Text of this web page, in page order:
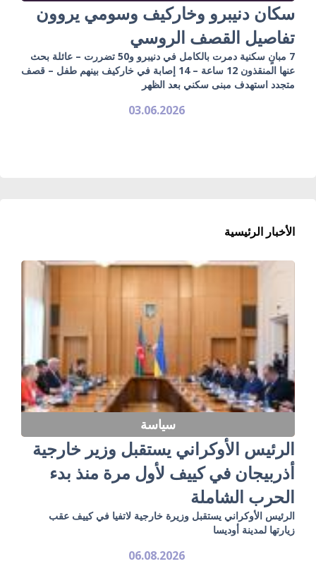
سكان دنيبرو وخاركيف وسومي يروون
تفاصيل القصف الروسي
7 مبانٍ سكنية دمرت بالكامل في دنيبرو و50 تضررت – عائلة بحث
عنها المنقذون 12 ساعة – 14 إصابة في خاركيف بينهم طفل – قصف
متجدد استهدف مبنى سكني بعد الظهر
03.06.2026
الأخبار الرئيسية
سياسة
الرئيس الأوكراني يستقبل وزير خارجية
أذربيجان في كييف لأول مرة منذ بدء
الحرب الشاملة
الرئيس الأوكراني يستقبل وزيرة خارجية لاتفيا في كييف عقب
زيارتها لمدينة أوديسا
06.08.2026